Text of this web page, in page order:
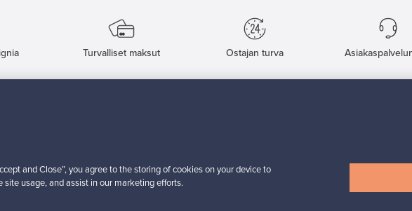
Turvalliset maksut Ostajan turva
Ostajan turva
Yritykset
and Close”, you agree to the storing of cookies on your device to
usage, and assist in our marketing efforts.